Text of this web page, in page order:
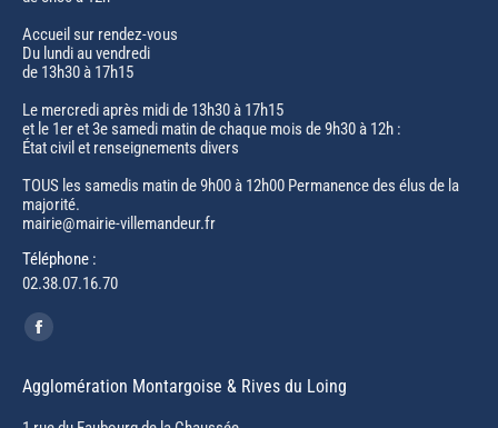
Accueil sur rendez-vous
Du lundi au vendredi
de 13h30 à 17h15
Le mercredi après midi de 13h30 à 17h15
et le 1er et 3e samedi matin de chaque mois de 9h30 à 12h :
État civil et renseignements divers
TOUS les samedis matin de 9h00 à 12h00 Permanence des élus de la
majorité.
mairie@mairie-villemandeur.fr
Téléphone :
02.38.07.16.70
Trouvez nous sur :
Facebook
opens
Agglomération Montargoise & Rives du Loing